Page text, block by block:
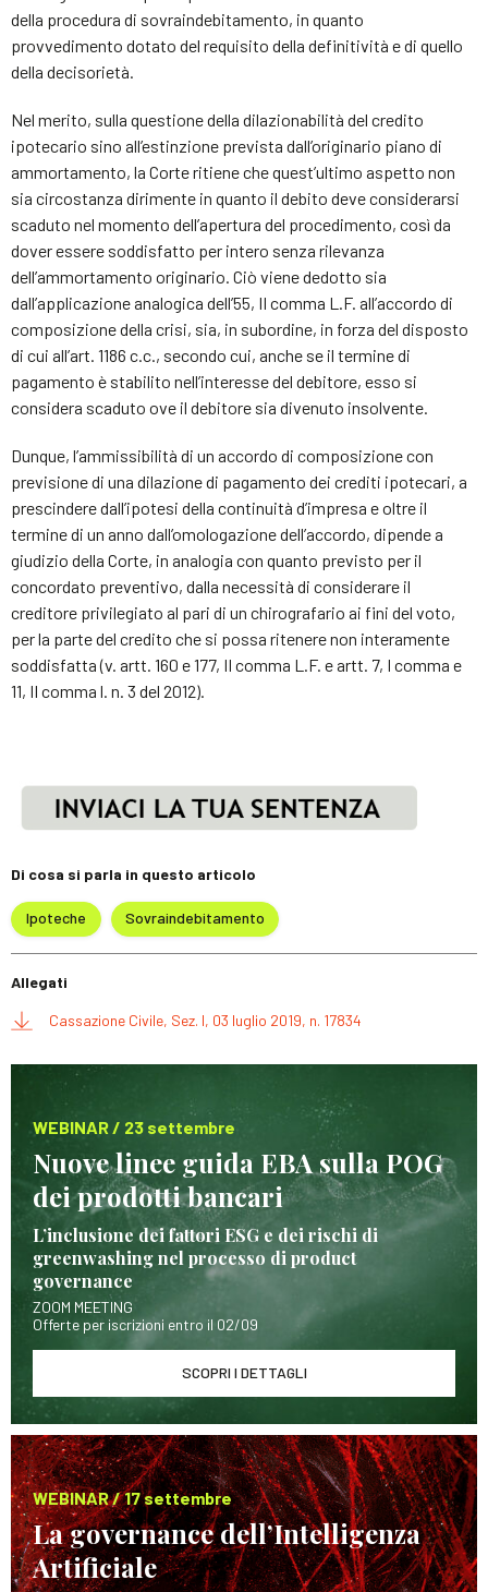
della procedura di sovraindebitamento, in quanto
provvedimento dotato del requisito della definitività e di quello
della decisorietà.
Nel merito, sulla questione della dilazionabilità del credito
ipotecario sino all’estinzione prevista dall’originario piano di
ammortamento, la Corte ritiene che quest’ultimo aspetto non
sia circostanza dirimente in quanto il debito deve considerarsi
scaduto nel momento dell’apertura del procedimento, così da
dover essere soddisfatto per intero senza rilevanza
dell’ammortamento originario. Ciò viene dedotto sia
dall’applicazione analogica dell’55, II comma L.F. all’accordo di
composizione della crisi, sia, in subordine, in forza del disposto
di cui all’art. 1186 c.c., secondo cui, anche se il termine di
pagamento è stabilito nell’interesse del debitore, esso si
considera scaduto ove il debitore sia divenuto insolvente.
Dunque, l’ammissibilità di un accordo di composizione con
previsione di una dilazione di pagamento dei crediti ipotecari, a
prescindere dall’ipotesi della continuità d’impresa e oltre il
termine di un anno dall’omologazione dell’accordo, dipende a
giudizio della Corte, in analogia con quanto previsto per il
concordato preventivo, dalla necessità di considerare il
creditore privilegiato al pari di un chirografario ai fini del voto,
per la parte del credito che si possa ritenere non interamente
soddisfatta (v. artt. 160 e 177, II comma L.F. e artt. 7, I comma e
11, II comma l. n. 3 del 2012).
Di cosa si parla in questo articolo
Ipoteche Sovraindebitamento
Allegati
Cassazione Civile, Sez. I, 03 luglio 2019, n. 17834
WEBINAR / 23 settembre
Nuove linee guida EBA sulla POG
dei prodotti bancari
L’inclusione dei fattori ESG e dei rischi di
greenwashing nel processo di product
governance
ZOOM MEETING
Offerte per iscrizioni entro il 02/09
SCOPRI I DETTAGLI
WEBINAR / 17 settembre
La governance dell’Intelligenza
Artificiale